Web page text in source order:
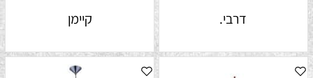
דרבי. קיימן